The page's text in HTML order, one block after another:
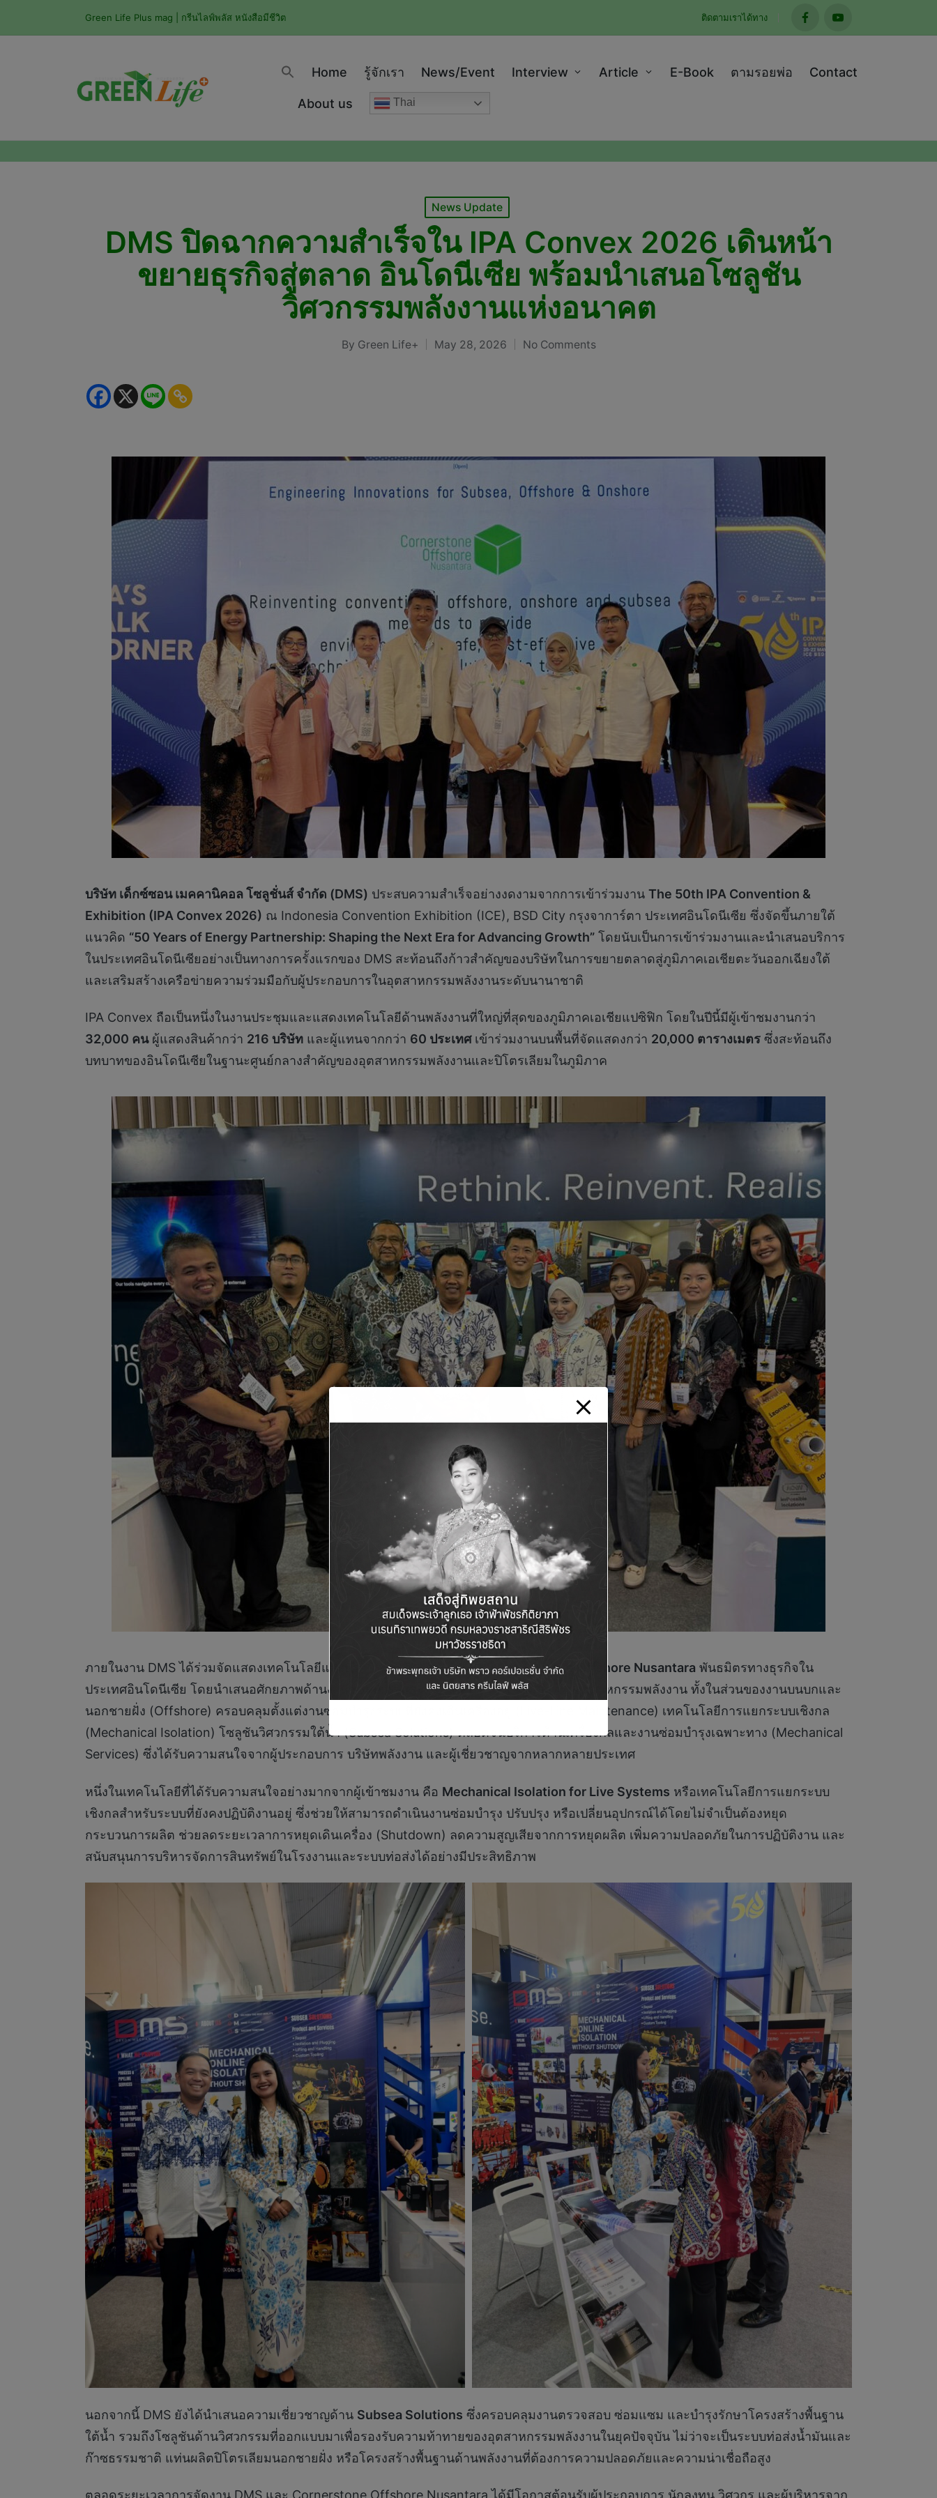
Green Life Plus mag | กรีนไลฟ์พลัส หนังสือมีชีวิต ติดตามเราได้ทาง
facebookyoutube
Home รู้จักเรา News/Event Interview Article E-Book ตามรอยพ่อ Contact
About us Thai
Posted
in
News Update
DMS ปิดฉากความสำเร็จใน IPA Convex 2026 เดินหน้า
ขยายธุรกิจสู่ตลาด อินโดนีเซีย พร้อมนำเสนอโซลูชัน
วิศวกรรมพลังงานแห่งอนาคต
Posted
By Green Life+ May 28, 2026 No Comments
บริษัท เด็กซ์ซอน เมคคานิคอล โซลูชั่นส์ จำกัด (DMS) ประสบความสำเร็จอย่างงดงามจากการเข้าร่วมงาน The 50th IPA Convention &
Exhibition (IPA Convex 2026) ณ Indonesia Convention Exhibition (ICE), BSD City กรุงจาการ์ตา ประเทศอินโดนีเซีย ซึ่งจัดขึ้นภายใต้
แนวคิด “50 Years of Energy Partnership: Shaping the Next Era for Advancing Growth” โดยนับเป็นการเข้าร่วมงานและนำเสนอบริการ
ในประเทศอินโดนีเซียอย่างเป็นทางการครั้งแรกของ DMS สะท้อนถึงก้าวสำคัญของบริษัทในการขยายตลาดสู่ภูมิภาคเอเชียตะวันออกเฉียงใต้
และเสริมสร้างเครือข่ายความร่วมมือกับผู้ประกอบการในอุตสาหกรรมพลังงานระดับนานาชาติ
IPA Convex ถือเป็นหนึ่งในงานประชุมและแสดงเทคโนโลยีด้านพลังงานที่ใหญ่ที่สุดของภูมิภาคเอเชียแปซิฟิก โดยในปีนี้มีผู้เข้าชมงานกว่า
32,000 คนผู้แสดงสินค้ากว่า 216 บริษัท และผู้แทนจากกว่า 60 ประเทศเข้าร่วมงานบนพื้นที่จัดแสดงกว่า 20,000 ตารางเมตร ซึ่งสะท้อนถึง
บทบาทของอินโดนีเซียในฐานะศูนย์กลางสำคัญของอุตสาหกรรมพลังงานและปิโตรเลียมในภูมิภาค
ภายในงาน DMS ได้ร่วมจัดแสดงเทคโนโลยีและบริการด้านวิศวกรรมร่วมกับCornerstone Offshore Nusantara พันธมิตรทางธุรกิจใน
ประเทศอินโดนีเซีย โดยนำเสนอศักยภาพด้านงานซ่อมบำรุงและโซลูชันทางวิศวกรรมสำหรับอุตสาหกรรมพลังงาน ทั้งในส่วนของงานบนบกและ
นอกชายฝั่ง (Offshore) ครอบคลุมตั้งแต่งานซ่อมบำรุงระบบที่ยังคงเดินเครื่องอยู่ (Live-Line Maintenance) เทคโนโลยีการแยกระบบเชิงกล
(Mechanical Isolation) โซลูชันวิศวกรรมใต้น้ำ (Subsea Solutions) ตลอดจนบริการด้านเครื่องกลและงานซ่อมบำรุงเฉพาะทาง (Mechanical
Services) ซึ่งได้รับความสนใจจากผู้ประกอบการ บริษัทพลังงาน และผู้เชี่ยวชาญจากหลากหลายประเทศ
หนึ่งในเทคโนโลยีที่ได้รับความสนใจอย่างมากจากผู้เข้าชมงาน คือ Mechanical Isolation for Live Systems หรือเทคโนโลยีการแยกระบบ
เชิงกลสำหรับระบบที่ยังคงปฏิบัติงานอยู่ ซึ่งช่วยให้สามารถดำเนินงานซ่อมบำรุง ปรับปรุง หรือเปลี่ยนอุปกรณ์ได้โดยไม่จำเป็นต้องหยุด
กระบวนการผลิต ช่วยลดระยะเวลาการหยุดเดินเครื่อง (Shutdown) ลดความสูญเสียจากการหยุดผลิต เพิ่มความปลอดภัยในการปฏิบัติงาน และ
สนับสนุนการบริหารจัดการสินทรัพย์ในโรงงานและระบบท่อส่งได้อย่างมีประสิทธิภาพ
นอกจากนี้ DMS ยังได้นำเสนอความเชี่ยวชาญด้าน Subsea Solutions ซึ่งครอบคลุมงานตรวจสอบ ซ่อมแซม และบำรุงรักษาโครงสร้างพื้นฐาน
ใต้น้ำ รวมถึงโซลูชันด้านวิศวกรรมที่ออกแบบมาเพื่อรองรับความท้าทายของอุตสาหกรรมพลังงานในยุคปัจจุบัน ไม่ว่าจะเป็นระบบท่อส่งน้ำมันและ
ก๊าซธรรมชาติ แท่นผลิตปิโตรเลียมนอกชายฝั่ง หรือโครงสร้างพื้นฐานด้านพลังงานที่ต้องการความปลอดภัยและความน่าเชื่อถือสูง
ตลอดระยะเวลาการจัดงาน DMS และ Cornerstone Offshore Nusantara ได้มีโอกาสต้อนรับผู้ประกอบการ นักลงทุน วิศวกร และผู้บริหารจาก